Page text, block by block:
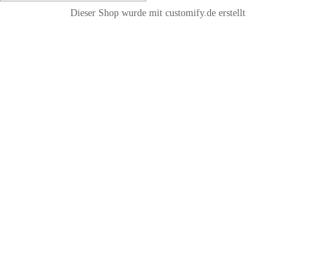
Dieser Shop wurde mit customify.de erstellt